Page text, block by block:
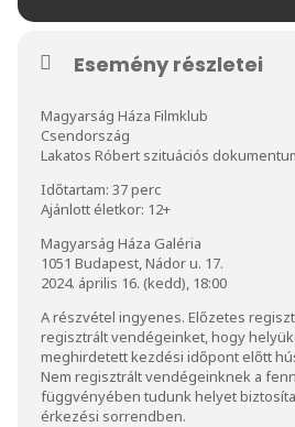
Esemény részletei
Magyarság Háza Filmklub
Csendország
Lakatos Róbert szituációs
Időtartam: 37 perc
Ajánlott életkor: 12+
Magyarság Háza Galéria
1051 Budapest, Nádor u. 17.
2024. április 16. (kedd), 18:00
A részvétel ingyenes. Előzetes
regisztrált vendégeinket, hogy
meghirdetett kezdési időpont előtt
Nem regisztrált vendégeinknek a
függvényében tudunk helyet
érkezési sorrendben.